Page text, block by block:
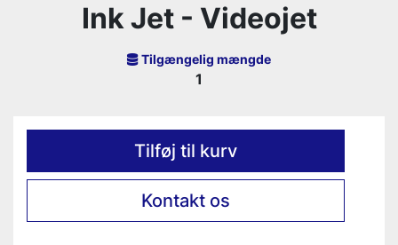
Ink Jet - Videojet
Tilgængelig mængde
1
Tilføj til kurv
Kontakt os